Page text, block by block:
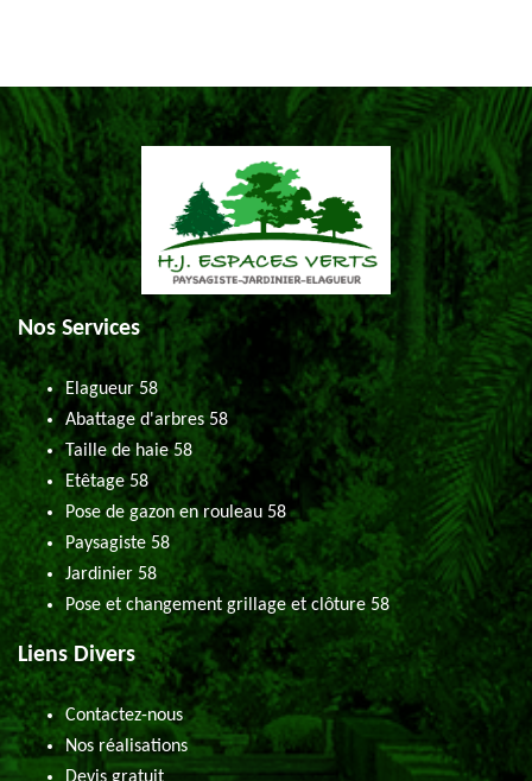
Nos Services
Elagueur 58
Abattage d'arbres 58
Taille de haie 58
Etêtage 58
Pose de gazon en rouleau 58
Paysagiste 58
Jardinier 58
Pose et changement grillage et clôture 58
Liens Divers
Contactez-nous
Nos réalisations